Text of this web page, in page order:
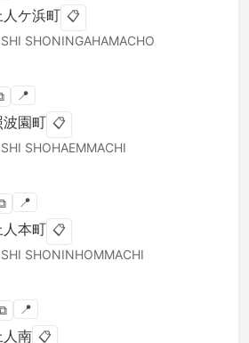
人ケ浜町 📋
SHONINGAHAMACHO
📍
波園町 📋
SHOHAEMMACHI
📍
人本町 📋
SHONINHOMMACHI
📍
人南 📋